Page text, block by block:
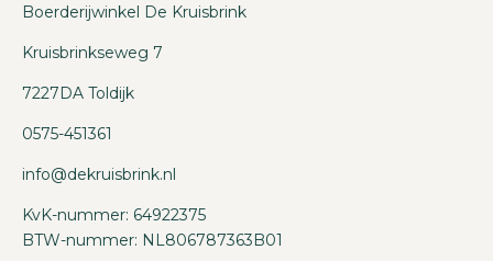
Boerderijwinkel De Kruisbrink
Kruisbrinkseweg 7
7227DA Toldijk
0575-451361
info@dekruisbrink.nl
KvK-nummer: 64922375
BTW-nummer: NL806787363B01